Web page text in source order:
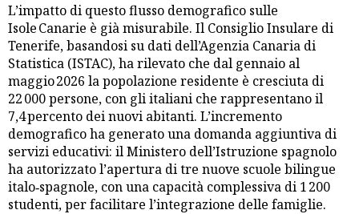
L’impatto di questo flusso demografico sulle
Isole Canarie è già misurabile. Il Consiglio Insulare di
Tenerife, basandosi su dati dell’Agenzia Canaria di
Statistica (ISTAC), ha rilevato che dal gennaio al
maggio 2026 la popolazione residente è cresciuta di
22 000 persone, con gli italiani che rappresentano il
7,4 percento dei nuovi abitanti. L’incremento
demografico ha generato una domanda aggiuntiva di
servizi educativi: il Ministero dell’Istruzione spagnolo
ha autorizzato l’apertura di tre nuove scuole bilingue
italo‑spagnole, con una capacità complessiva di 1 200
studenti, per facilitare l’integrazione delle famiglie.